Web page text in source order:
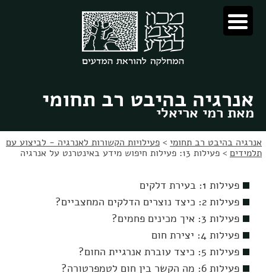
לתוכן
לניווט
אנרגיה בהיבט רב תחומי
מאת רמי אריאלי
אנרגיה בהיבט רב תחומי > פעילויות הקשורות לאנרגיה - לביצוע עם
תלמידים > פעילות 13: פעילות חיפוש מידע באינטרנט על אנרגיה
פעילות 1: בעירת דלקים
פעילות 2: כיצד נוצרים הדלקים המחצביים?
פעילות 3: איך מכינים פחמים?
פעילות 4: יצירת חום
פעילות 5: כיצד עוברת אנרגיית החום?
פעילות 6: מה הקשר בין חום לטמפרטורה?